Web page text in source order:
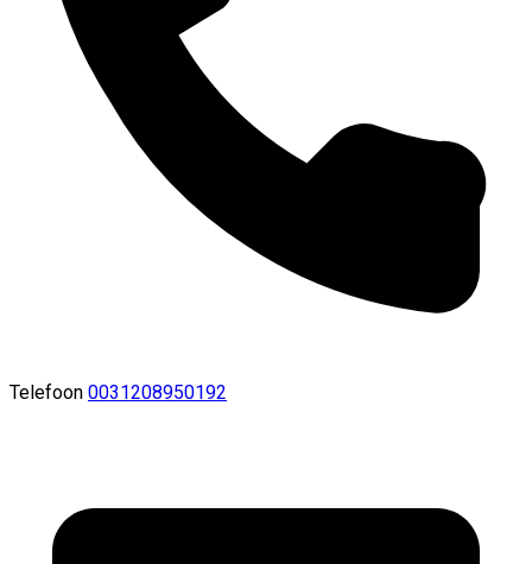
Telefoon 0031208950192